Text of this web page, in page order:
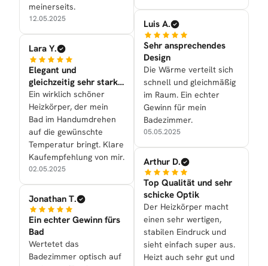
meinerseits.
12.05.2025
Lara Y.
Elegant und
gleichzeitig sehr stark
in der Leistung
Ein wirklich schöner
Heizkörper, der mein
Bad im Handumdrehen
auf die gewünschte
Temperatur bringt. Klare
Kaufempfehlung von mir.
02.05.2025
Jonathan T.
Ein echter Gewinn fürs
Bad
Wertetet das
Badezimmer optisch auf
Luis A.
Sehr ansprechendes
Design
Die Wärme verteilt sich
schnell und gleichmäßig
im Raum. Ein echter
Gewinn für mein
Badezimmer.
05.05.2025
Arthur D.
Top Qualität und sehr
schicke Optik
Der Heizkörper macht
einen sehr wertigen,
stabilen Eindruck und
sieht einfach super aus.
Heizt auch sehr gut und